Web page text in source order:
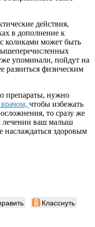
действия,
в дополнение к
коликами может быть
упоминали, пойдут на
развиться физическим
препараты, нужно
чтобы избежать
то сразу же
лечении ваш малыш
наслаждаться здоровым
Класснуть